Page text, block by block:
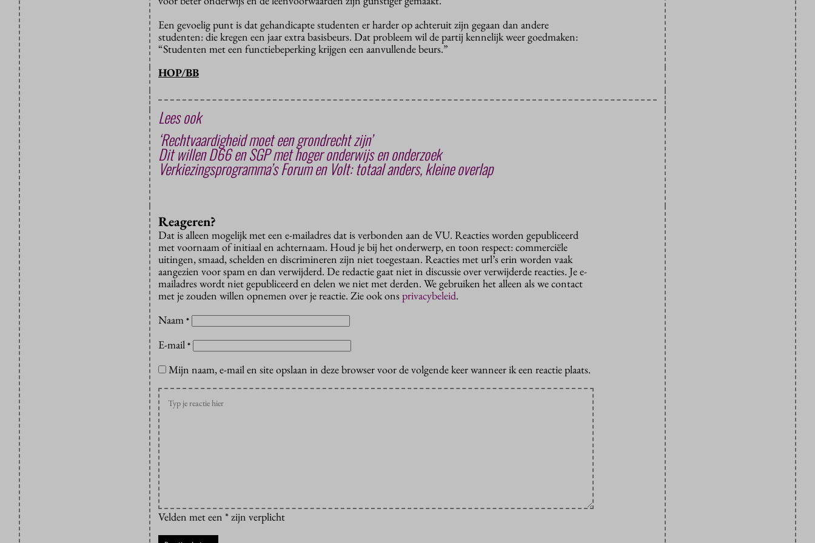
Een gevoelig punt is dat gehandicapte studenten er harder op achteruit zijn gegaan dan andere
studenten: die kregen een jaar extra basisbeurs. Dat probleem wil de partij kennelijk weer goedmaken:
“Studenten met een functiebeperking krijgen een aanvullende beurs.”
HOP/BB
Lees ook
‘Rechtvaardigheid moet een grondrecht zijn’
Dit willen D66 en SGP met hoger onderwijs en onderzoek
Verkiezingsprogramma’s Forum en Volt: totaal anders, kleine overlap
Reageren?
Dat is alleen mogelijk met een e-mailadres dat is verbonden aan de VU. Reacties worden gepubliceerd
met voornaam of initiaal en achternaam. Houd je bij het onderwerp, en toon respect: commerciële
uitingen, smaad, schelden en discrimineren zijn niet toegestaan. Reacties met url’s erin worden vaak
aangezien voor spam en dan verwijderd. De redactie gaat niet in discussie over verwijderde reacties. Je e-
mailadres wordt niet gepubliceerd en delen we niet met derden. We gebruiken het alleen als we contact
met je zouden willen opnemen over je reactie. Zie ook onsprivacybeleid.
Naam *
E-mail *
Mijn naam, e-mail en site opslaan in deze browser voor de volgende keer wanneer ik een reactie plaats.
Velden met een * zijn verplicht